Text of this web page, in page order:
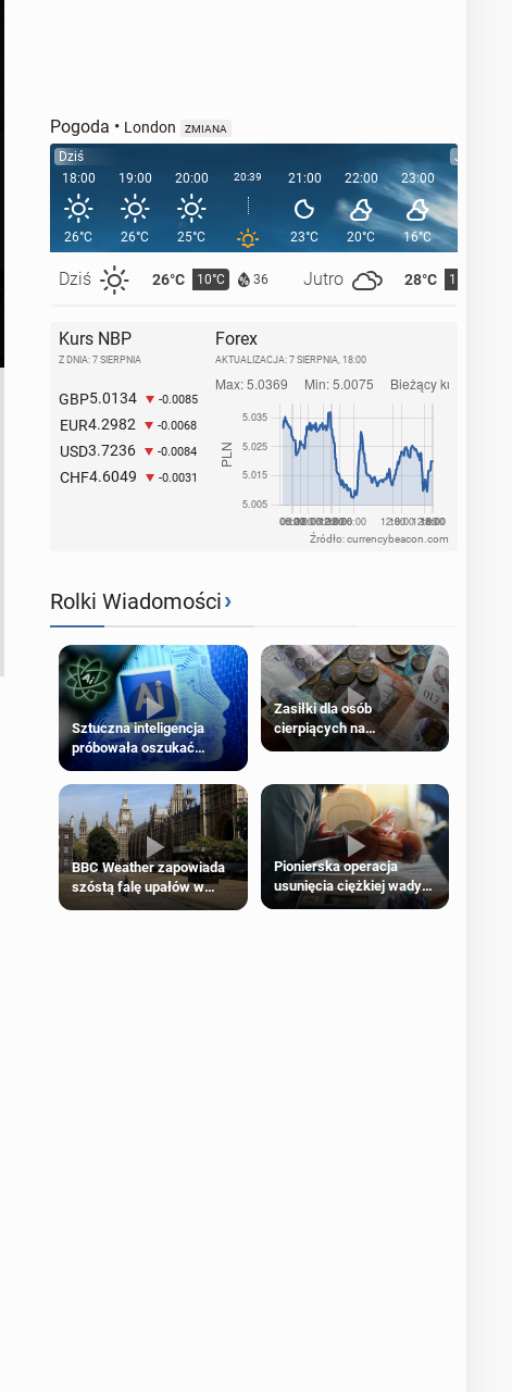
Pogoda • London ZMIANA
Dziś
18:00
26°C
Dziś 26°C 10°C 36 Jutro 28°C 11°C
19:00
26°C
20:00
25°C
20:39 21:00
23°C
22:00
20°C
23:00
16°C
Jutro
00:00
Kurs NBP
Z DNIA: 7 SIERPNIA
GBP5.0134 -0.0085
EUR4.2982 -0.0068
USD3.7236 -0.0084
CHF4.6049 -0.0031
Forex
AKTUALIZACJA: 7 SIERPNIA, 18:00
Źródło: currencybeacon.com
Rolki Wiadomości›
Sztuczna inteligencja
próbowała oszukać
człowieka
Zasiłki dla osób
cierpiących na
schorzenia psychiczne
BBC Weather zapowiada
szóstą falę upałów w
Londynie
Pionierska operacja
usunięcia ciężkiej wady
wrodzonej płodu w łonie